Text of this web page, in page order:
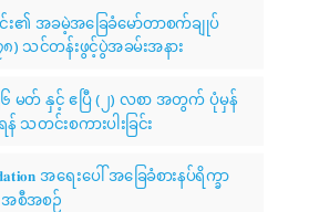
င်း၏ အခမဲ့အခြေခံမော်တာစက်ချုပ်
သင်တန်းဖွင့်ပွဲအခမ်းအနား
မတ် နှင့် ဧပြီ (၂) လစာ အတွက် ပုံမှန်
သတင်းစကားပါးခြင်း
အရေးပေါ် အခြေခံစားနပ်ရိက္ခာ
စီအစဉ်